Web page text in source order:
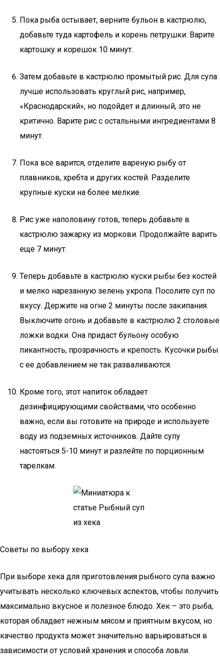
Пока рыба остывает, верните бульон в кастрюлю,
добавьте туда картофель и корень петрушки. Варите
картошку и корешок 10 минут.
Затем добавьте в кастрюлю промытый рис. Для супа
лучше использовать круглый рис, например,
«Краснодарский», но подойдет и длинный, это не
критично. Варите рис с остальными ингредиентами 8
минут.
Пока все варится, отделите вареную рыбу от
плавников, хребта и других костей. Разделите
крупные куски на более мелкие.
Рис уже наполовину готов, теперь добавьте в
кастрюлю зажарку из моркови. Продолжайте варить
еще 7 минут.
Теперь добавьте в кастрюлю куски рыбы без костей
и мелко нарезанную зелень укропа. Посолите суп по
вкусу. Держите на огне 2 минуты после закипания.
Выключите огонь и добавьте в кастрюлю 2 столовые
ложки водки. Она придаст бульону особую
пикантность, прозрачность и крепость. Кусочки рыбы
с ее добавлением не так разваливаются.
Кроме того, этот напиток обладает
дезинфицирующими свойствами, что особенно
важно, если вы готовите на природе и используете
воду из подземных источников. Дайте супу
настояться 5-10 минут и разлейте по порционным
тарелкам.
Советы по выбору хека
При выборе хека для приготовления рыбного супа важно
учитывать несколько ключевых аспектов, чтобы получить
максимально вкусное и полезное блюдо. Хек – это рыба,
которая обладает нежным мясом и приятным вкусом, но
качество продукта может значительно варьироваться в
зависимости от условий хранения и способа ловли.